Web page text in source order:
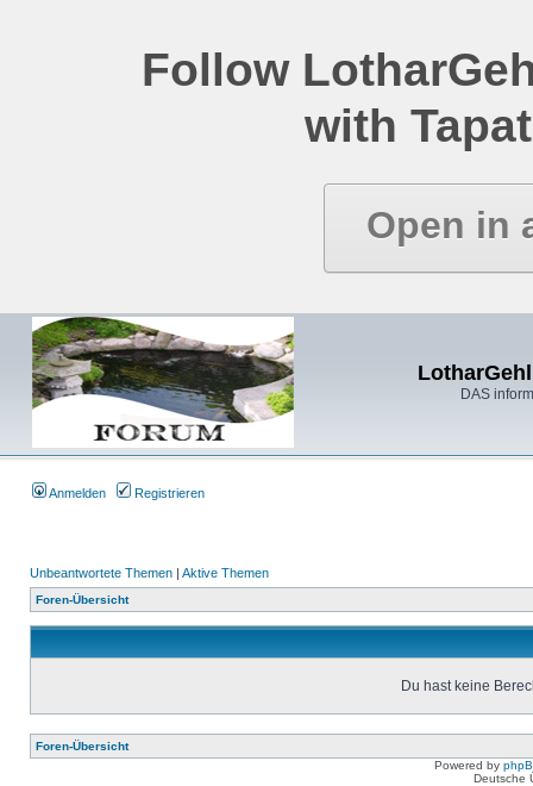
Follow
with
Open in
DAS
Anmelden Registrieren
Unbeantwortete Themen | Aktive Themen
Foren-Übersicht
Du hast keine
Foren-Übersicht
Powered by
Deutsche